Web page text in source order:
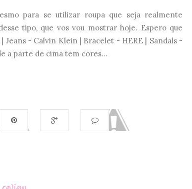
para se utilizar roupa que seja realmente
tipo, que vos vou mostrar hoje. Espero que
Jeans - Calvin Klein | Bracelet - HERE | Sandals -
a parte de cima tem cores...